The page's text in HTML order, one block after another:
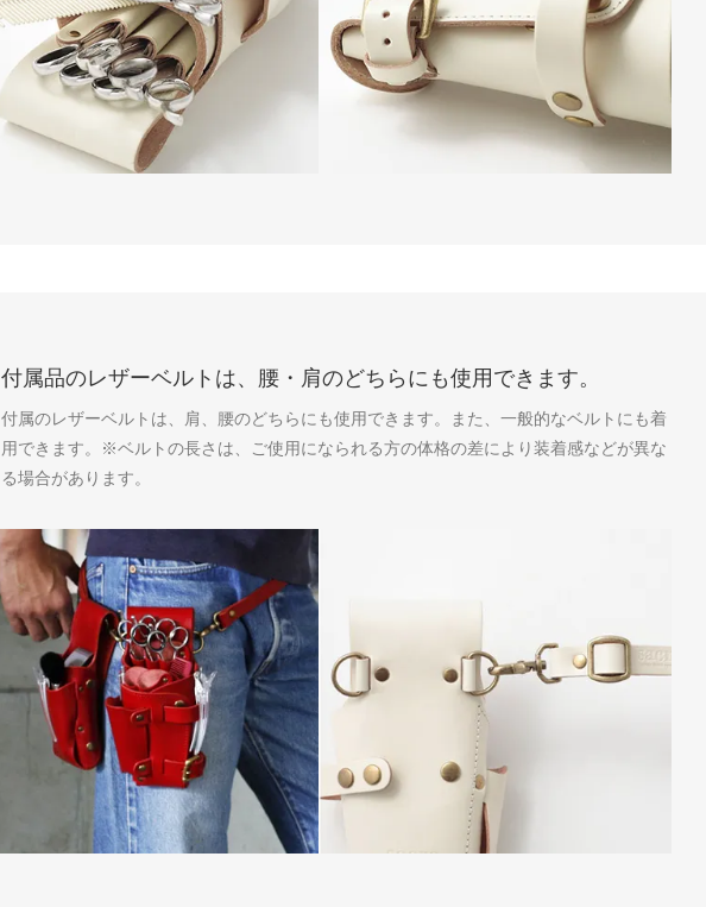
付属品のレザーベルトは、腰・肩のどちらにも使用できます。
付属のレザーベルトは、肩、腰のどちらにも使用できます。また、一般的なベルトにも着
用できます。※ベルトの長さは、ご使用になられる方の体格の差により装着感などが異な
る場合があります。